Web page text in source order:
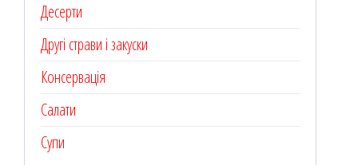
Десерти
Другі страви і закуски
Консервація
Салати
Супи